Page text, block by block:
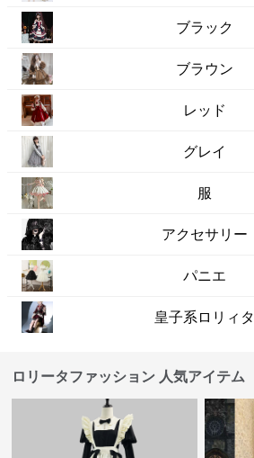
ブラック
ブラウン
レッド
グレイ
服
アクセサリー
パニエ
皇子系ロリィタ
ロリータファッション 人気アイテム